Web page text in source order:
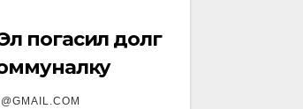
погасил долг